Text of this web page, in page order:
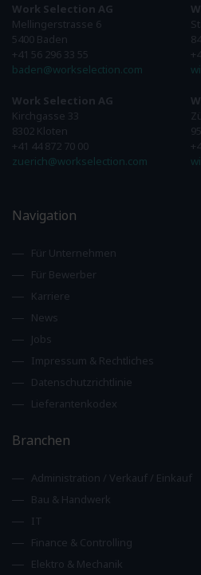
Work Selection AG
Mellingerstrasse 6
5400 Baden
+41 56 296 33 55
baden@workselection.com
Work Selection AG
Kirchgasse 33
8302 Kloten
+41 44 872 70 00
zuerich@workselection.com
Navigation
Für Unternehmen
Für Bewerber
Karriere
News
Jobs
Impressum & Rechtliches
Datenschutzrichtlinie
Lieferantenkodex
Branchen
Administration / Verkauf / Einkauf
Bau & Handwerk
IT
Finance & Controlling
Elektro & Mechanik